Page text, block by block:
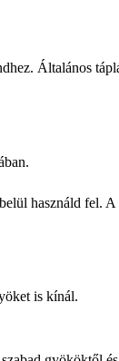
Általános
használd fel.
is kínál.